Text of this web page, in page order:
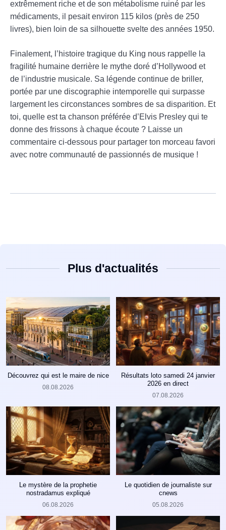
extrêmement riche et de son métabolisme ruiné par les
médicaments, il pesait environ 115 kilos (près de 250
livres), bien loin de sa silhouette svelte des années 1950.
Finalement, l’histoire tragique du King nous rappelle la
fragilité humaine derrière le mythe doré d’Hollywood et
de l’industrie musicale. Sa légende continue de briller,
portée par une discographie intemporelle qui surpasse
largement les circonstances sombres de sa disparition. Et
toi, quelle est ta chanson préférée d’Elvis Presley qui te
donne des frissons à chaque écoute ? Laisse un
commentaire ci-dessous pour partager ton morceau favori
avec notre communauté de passionnés de musique !
Plus d'actualités
Découvrez qui est le maire de nice
08.08.2026
Résultats loto samedi 24 janvier
2026 en direct
07.08.2026
Le mystère de la prophetie
nostradamus expliqué
06.08.2026
Le quotidien de journaliste sur
cnews
05.08.2026